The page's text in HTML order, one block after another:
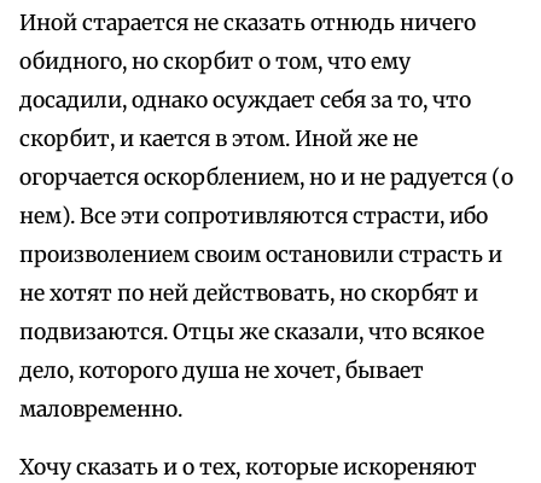
Иной старается не сказать отнюдь ничего
обидного, но скорбит о том, что ему
досадили, однако осуждает себя за то, что
скорбит, и кается в этом. Иной же не
огорчается оскорблением, но и не радуется (о
нем). Все эти сопротивляются страсти, ибо
произволением своим остановили страсть и
не хотят по ней действовать, но скорбят и
подвизаются. Отцы же сказали, что всякое
дело, которого душа не хочет, бывает
маловременно.
Хочу сказать и о тех, которые искореняют